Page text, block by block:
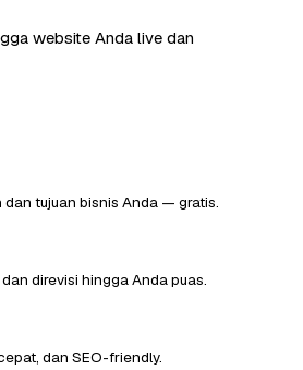
website Anda live dan
dan tujuan bisnis Anda — gratis.
direvisi hingga Anda puas.
dan SEO-friendly.